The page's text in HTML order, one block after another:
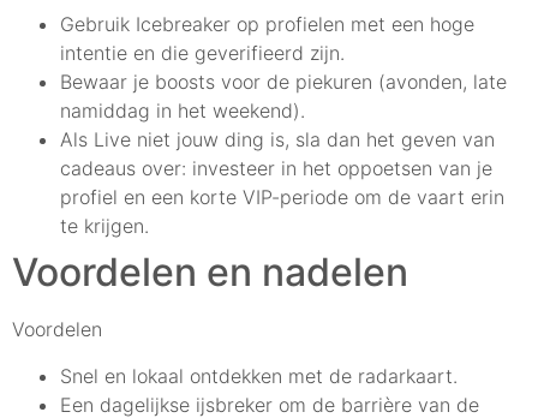
Gebruik Icebreaker op profielen met een hoge
intentie en die geverifieerd zijn.
Bewaar je boosts voor de piekuren (avonden, late
namiddag in het weekend).
Als Live niet jouw ding is, sla dan het geven van
cadeaus over: investeer in het oppoetsen van je
profiel en een korte VIP-periode om de vaart erin
te krijgen.
Voordelen en nadelen
Voordelen
Snel en lokaal ontdekken met de radarkaart.
Een dagelijkse ijsbreker om de barrière van de